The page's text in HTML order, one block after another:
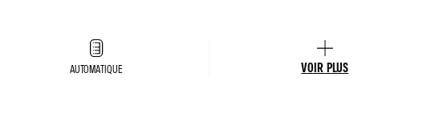
AUTOMATIQUE VOIR PLUS